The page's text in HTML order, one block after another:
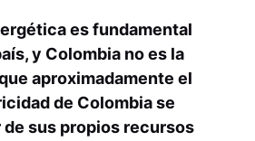
es fundamental
y Colombia no es la
aproximadamente el
de Colombia se
sus propios recursos